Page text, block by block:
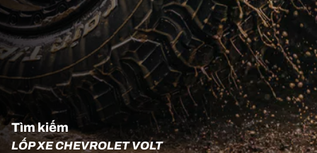
Tìm kiếm
LỐP XE CHEVROLET VOLT